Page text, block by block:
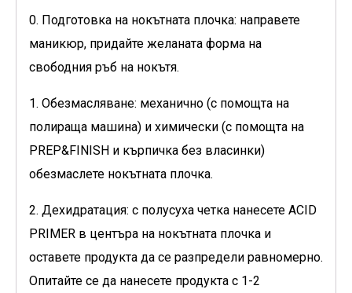
0. Подготовка на нокътната плочка: направете
маникюр, придайте желаната форма на
свободния ръб на нокътя.
1. Обезмасляване: механично (с помощта на
полираща машина) и химически (с помощта на
PREP&FINISH и кърпичка без власинки)
обезмаслете нокътната плочка.
2. Дехидратация: с полусуха четка нанесете ACID
PRIMER в центъра на нокътната плочка и
оставете продукта да се разпредели равномерно.
Опитайте се да нанесете продукта с 1-2